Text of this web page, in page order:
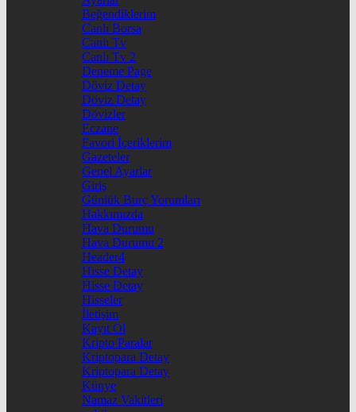
Beğendiklerim
Canlı Borsa
Canlı Tv
Canlı Tv 2
Deneme Page
Döviz Detay
Döviz Detay
Dövizler
Eczane
Favori İçeriklerim
Gazeteler
Genel Ayarlar
Giriş
Günlük Burç Yorumları
Hakkımızda
Hava Durumu
Hava Durumu 2
Header4
Hisse Detay
Hisse Detay
Hisseler
İletişim
Kayıt Ol
Kripto Paralar
Kriptopara Detay
Kriptopara Detay
Künye
Namaz Vakitleri